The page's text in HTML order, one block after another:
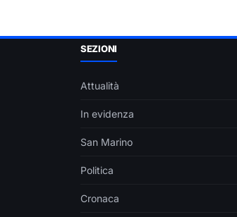
SEZIONI
Attualità
In evidenza
San Marino
Politica
Cronaca